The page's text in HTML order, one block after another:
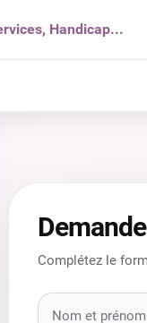
Handicap...
Complétez le